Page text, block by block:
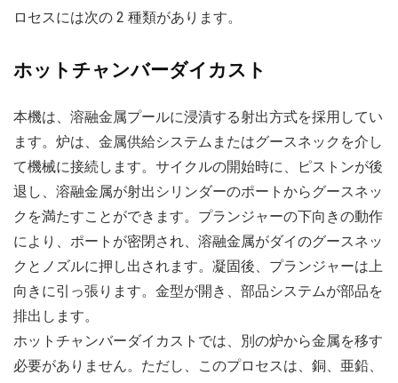
ロセスには次の 2 種類があります。
ホットチャンバーダイカスト
本機は、溶融金属プールに浸漬する射出方式を採用してい
ます。炉は、金属供給システムまたはグースネックを介し
て機械に接続します。サイクルの開始時に、ピストンが後
退し、溶融金属が射出シリンダーのポートからグースネッ
クを満たすことができます。プランジャーの下向きの動作
により、ポートが密閉され、溶融金属がダイのグースネッ
クとノズルに押し出されます。凝固後、プランジャーは上
向きに引っ張ります。金型が開き、部品システムが部品を
排出します。
ホットチャンバーダイカストでは、別の炉から金属を移す
必要がありません。ただし、このプロセスは、銅、亜鉛、